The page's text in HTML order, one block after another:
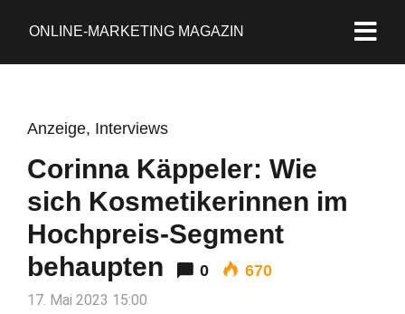
ONLINE-MARKETING MAGAZIN
Anzeige, Interviews
Corinna Käppeler: Wie
sich Kosmetikerinnen im
Hochpreis-Segment
behaupten
0 670
17. Mai 2023 15:00